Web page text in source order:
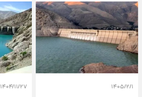
۱۴۰۵/۲/۱ ۱۴۰۴/۱۱/۲۷